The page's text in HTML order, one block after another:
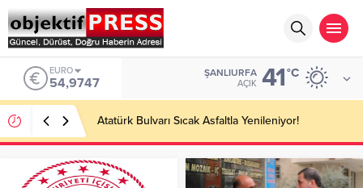
ALTIN
6.499,25
ŞANLIURFA
AÇIK 41°C
Temmuzda IPARD III Kapsamında 634,3 Milyon Lira
Hibe Ödemesi Yapıldı!